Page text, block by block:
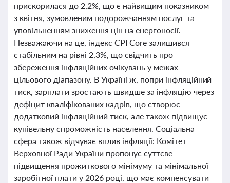
прискорилася до 2,2%, що є найвищим показником
з квітня, зумовленим подорожчанням послуг та
уповільненням зниження цін на енергоносії.
Незважаючи на це, індекс CPI Core залишився
стабільним на рівні 2,3%, що свідчить про
збереження інфляційних очікувань у межах
цільового діапазону. В Україні ж, попри інфляційний
тиск, зарплати зростають швидше за інфляцію через
дефіцит кваліфікованих кадрів, що створює
додатковий інфляційний тиск, але також підвищує
купівельну спроможність населення. Соціальна
сфера також відчуває вплив інфляції: Комітет
Верховної Ради України пропонує суттєве
підвищення прожиткового мінімуму та мінімальної
заробітної плати у 2026 році, що має компенсувати